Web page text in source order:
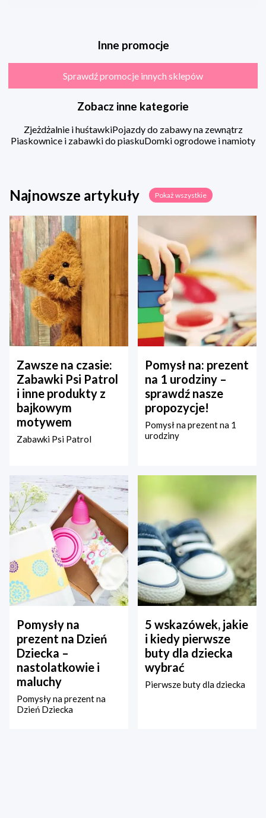
Inne promocje
Sprawdź promocje innych sklepów
Zobacz inne kategorie
Zjeżdżalnie i huśtawkiPojazdy do zabawy na zewnątrz
Piaskownice i zabawki do piaskuDomki ogrodowe i namioty
Najnowsze artykuły Pokaż wszystkie
Zawsze na czasie:
Zabawki Psi Patrol
i inne produkty z
bajkowym
motywem
Zabawki Psi Patrol
Pomysł na: prezent
na 1 urodziny –
sprawdź nasze
propozycje!
Pomysł na prezent na 1
urodziny
Pomysły na
prezent na Dzień
Dziecka –
nastolatkowie i
maluchy
Pomysły na prezent na
Dzień Dziecka
5 wskazówek, jakie
i kiedy pierwsze
buty dla dziecka
wybrać
Pierwsze buty dla dziecka